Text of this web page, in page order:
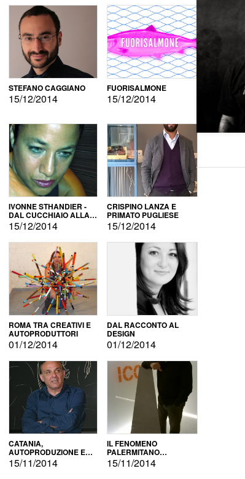
STEFANO CAGGIANO
15/12/2014
FUORISALMONE
15/12/2014
IVONNE STHANDIER -
DAL CUCCHIAIO ALLA
CITTÀ
15/12/2014
CRISPINO LANZA E
PRIMATO PUGLIESE
15/12/2014
ROMA TRA CREATIVI E
AUTOPRODUTTORI
01/12/2014
DAL RACCONTO AL
DESIGN
01/12/2014
CATANIA,
AUTOPRODUZIONE E
COMMERCIALIZZAZIONE
15/11/2014
IL FENOMENO
PALERMITANO
DELL'AUTOPRODUZIONE
15/11/2014